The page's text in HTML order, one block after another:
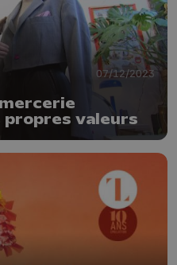
07/12/2023
valeurs